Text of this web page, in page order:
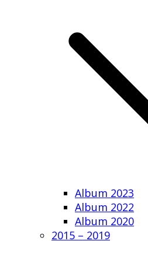
Album 2023
Album 2022
Album 2020
2015 – 2019